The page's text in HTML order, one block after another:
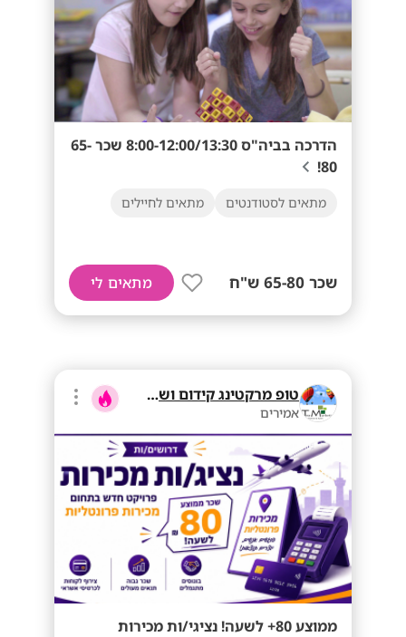
הדרכה בביה"ס 8:00-12:00/13:30 שכר 65-
80!
מתאים לסטודנטים מתאים לחיילים
שכר 65-80 ש"ח מתאים לי
טופ מרקטינג קידום ושיווק בע"מ
אמירים
ממוצע 80+ לשעה! נציגי/ות מכירות